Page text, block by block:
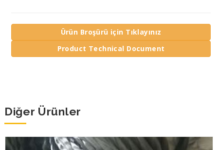
Ürün Broşürü için Tıklayınız
Product Technical Document
Diğer Ürünler